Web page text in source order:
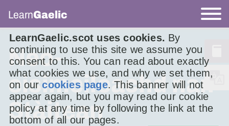
LearnGaelic.scot uses cookies. By
continuing to use this site we assume you
consent to this. You can read about exactly
what cookies we use, and why we set them,
on ourcookies page. This banner will not
appear again, but you may read our cookie
policy at any time by following the link at the
bottom of all our pages.
LearnGaelic
Neo-
eisimeileachd nan
Stàitean